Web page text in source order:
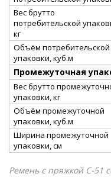
Вес брутто
потребительской
кг
Объём потребительской
упаковки, куб.м
Промежуточная
Вес брутто
упаковки, кг
Объём промежуточной
упаковки, куб.м
Ширина промежуточной
упаковки, см
Ремень с пряжкой С-51